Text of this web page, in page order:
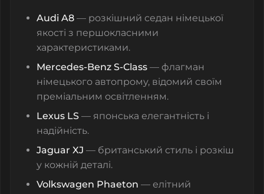
Audi A8 — розкішний седан німецької
якості з першокласними
характеристиками.
Mercedes-Benz S-Class — флагман
німецького автопрому, відомий своїм
преміальним освітленням.
Lexus LS — японська елегантність і
надійність.
Jaguar XJ — британський стиль і розкіш
у кожній деталі.
Volkswagen Phaeton — елітний